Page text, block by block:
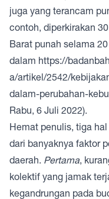
juga yang terancam
contoh, diperkirakan
Barat punah selama
dalam https://
a/artikel/2542/
dalam-perubahan-
Rabu, 6 Juli 2022).
Hemat penulis, tiga
dari banyaknya faktor
daerah. Pertama,
kolektif yang jamak
kegandrungan pada